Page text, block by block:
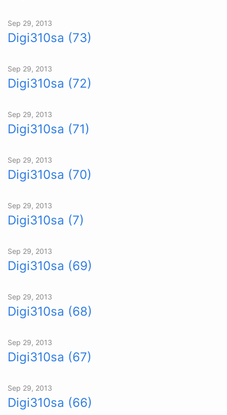
Sep 29, 2013
Digi310sa (73)
Sep 29, 2013
Digi310sa (72)
Sep 29, 2013
Digi310sa (71)
Sep 29, 2013
Digi310sa (70)
Sep 29, 2013
Digi310sa (7)
Sep 29, 2013
Digi310sa (69)
Sep 29, 2013
Digi310sa (68)
Sep 29, 2013
Digi310sa (67)
Sep 29, 2013
Digi310sa (66)